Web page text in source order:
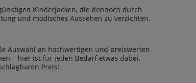
Kinderjacken, die dennoch durch
und modisches Aussehen zu verzichten.
Auswahl an hochwertigen und preiswerten
– hier ist für jeden Bedarf etwas dabei.
Preis!